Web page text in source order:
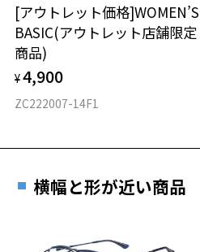
材質
フロント素材：メタル
[アウトレット価格]WOMEN’S
BASIC(アウトレット店舗限定
商品)
¥4,900
ZC222007-14F1
横幅と形が近い商品